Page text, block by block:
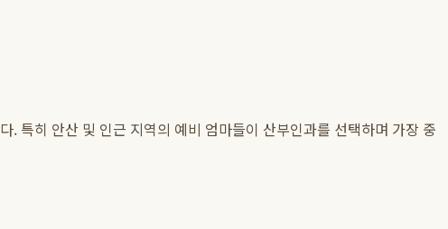
특히 안산 및 인근 지역의 예비 엄마들이 산부인과를 선택하며 가장 중